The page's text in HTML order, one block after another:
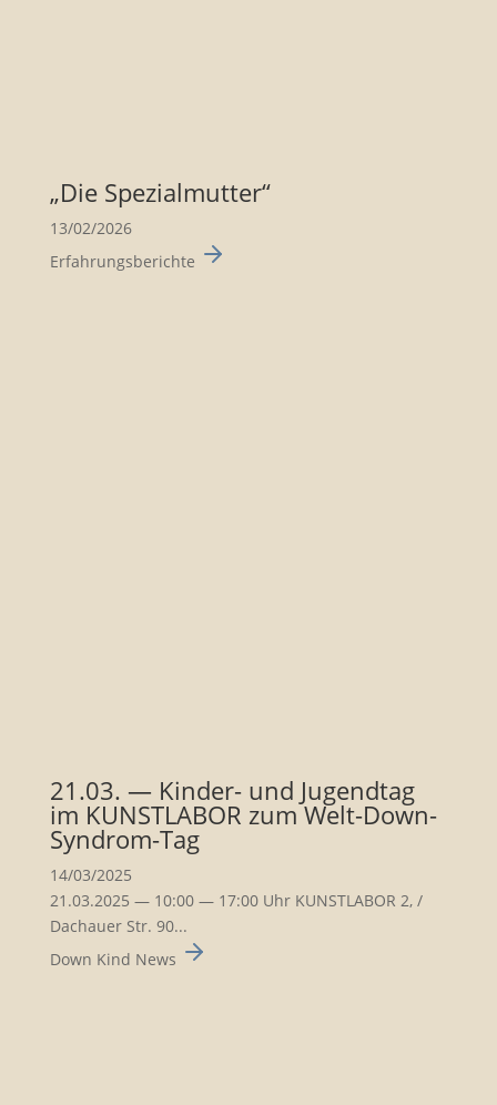
„Die Spezi­al­mutter“
13/02/2026
Erfahrungsberichte
21.03. — Kinder- und Jugendtag
im KUNSTLABOR zum Welt-Down-
Syndrom-Tag
14/03/2025
21.03.2025 — 10:00 — 17:00 Uhr KUNSTLABOR 2, /
Dachauer Str. 90...
Down Kind News